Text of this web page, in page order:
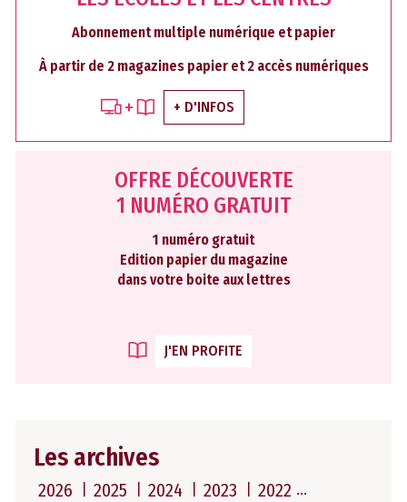
Abonnement multiple numérique et papier
À partir de 2 magazines papier et 2 accès numériques
+ D'INFOS
OFFRE DÉCOUVERTE
1 NUMÉRO GRATUIT
1 numéro gratuit
Edition papier du magazine
dans votre boite aux lettres
J'EN PROFITE
Les archives
2026 2025 2024 2023 2022